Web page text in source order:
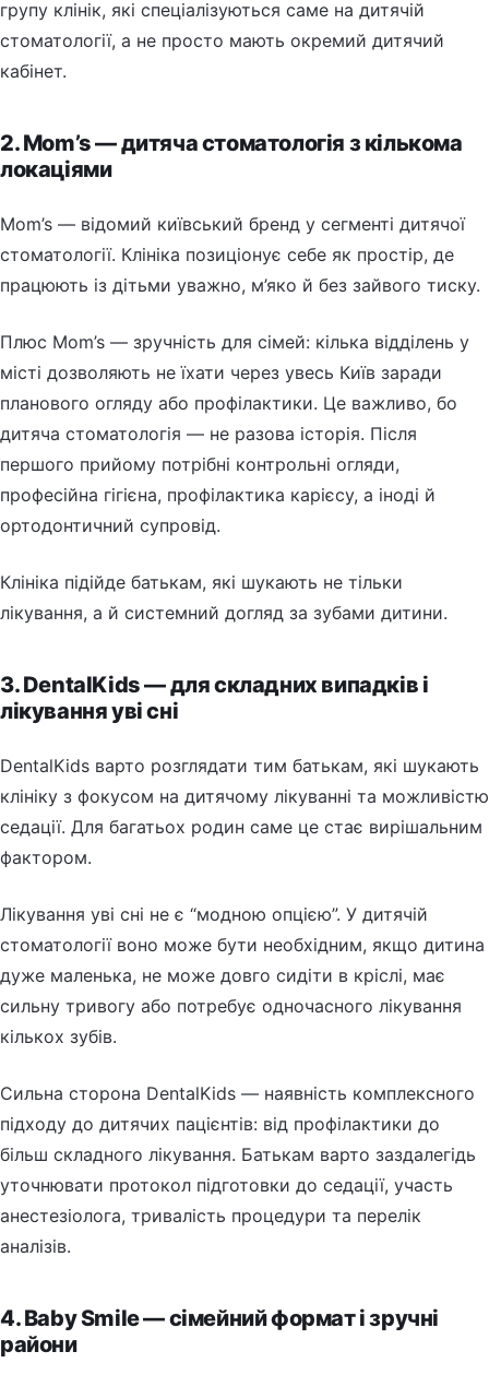
групу клінік, які спеціалізуються саме на дитячій
стоматології, а не просто мають окремий дитячий
кабінет.
2. Mom’s — дитяча стоматологія з кількома
локаціями
Mom’s — відомий київський бренд у сегменті дитячої
стоматології. Клініка позиціонує себе як простір, де
працюють із дітьми уважно, м’яко й без зайвого тиску.
Плюс Mom’s — зручність для сімей: кілька відділень у
місті дозволяють не їхати через увесь Київ заради
планового огляду або профілактики. Це важливо, бо
дитяча стоматологія — не разова історія. Після
першого прийому потрібні контрольні огляди,
професійна гігієна, профілактика карієсу, а іноді й
ортодонтичний супровід.
Клініка підійде батькам, які шукають не тільки
лікування, а й системний догляд за зубами дитини.
3. DentalKids — для складних випадків і
лікування уві сні
DentalKids варто розглядати тим батькам, які шукають
клініку з фокусом на дитячому лікуванні та можливістю
седації. Для багатьох родин саме це стає вирішальним
фактором.
Лікування уві сні не є “модною опцією”. У дитячій
стоматології воно може бути необхідним, якщо дитина
дуже маленька, не може довго сидіти в кріслі, має
сильну тривогу або потребує одночасного лікування
кількох зубів.
Сильна сторона DentalKids — наявність комплексного
підходу до дитячих пацієнтів: від профілактики до
більш складного лікування. Батькам варто заздалегідь
уточнювати протокол підготовки до седації, участь
анестезіолога, тривалість процедури та перелік
аналізів.
4. Baby Smile — сімейний формат і зручні
райони